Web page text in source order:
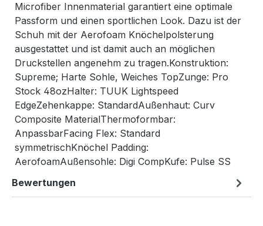
Microfiber Innenmaterial garantiert eine optimale
Passform und einen sportlichen Look. Dazu ist der
Schuh mit der Aerofoam Knöchelpolsterung
ausgestattet und ist damit auch an möglichen
Druckstellen angenehm zu tragen.Konstruktion:
Supreme; Harte Sohle, Weiches TopZunge: Pro
Stock 48ozHalter: TUUK Lightspeed
EdgeZehenkappe: StandardAußenhaut: Curv
Composite MaterialThermoformbar:
AnpassbarFacing Flex: Standard
symmetrischKnöchel Padding:
AerofoamAußensohle: Digi CompKufe: Pulse SS
Bewertungen